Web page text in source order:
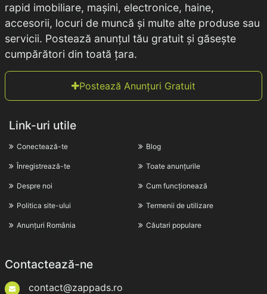
rapid imobiliare, mașini, electronice, haine,
accesorii, locuri de muncă și multe alte produse sau
servicii. Postează anunțul tău gratuit și găsește
cumpărători din toată țara.
Postează Anunțuri Gratuit
Link-uri utile
Conectează-te
Înregistrează-te
Despre noi
Politica site-ului
Anunțuri România
Blog
Toate anunțurile
Cum funcționează
Termenii de utilizare
Căutari populare
Contactează-ne
contact@zappads.ro